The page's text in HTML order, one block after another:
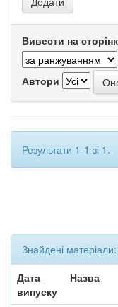
Вивести на
Автори
Результати 1-1 зі 1.
Знайдені матеріали:
Дата
випуску
Назва